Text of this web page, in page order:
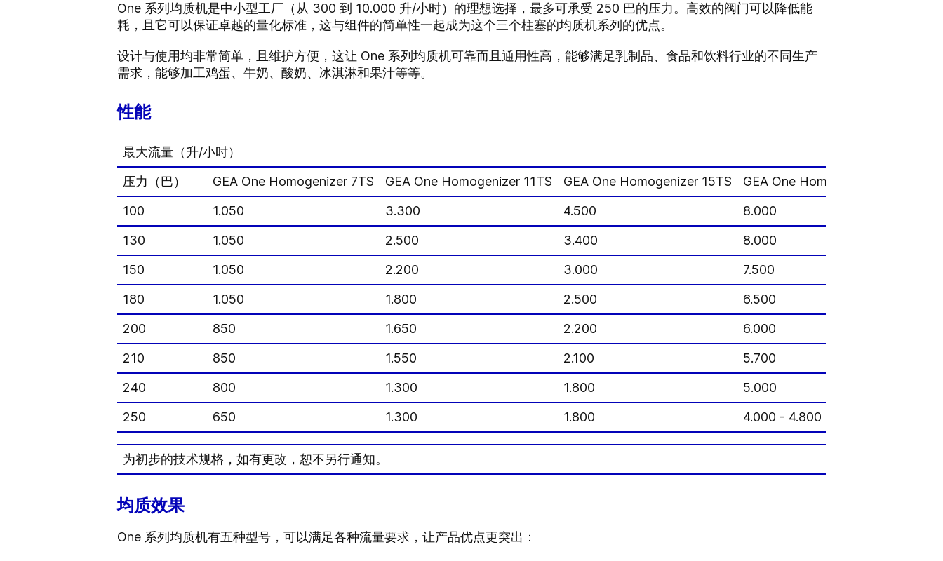
One 系列均质机是中小型工厂（从 300 到 10.000 升/小时）的理想选择，最多可承受 250 巴的压力。高效的阀门可以降低能
耗，且它可以保证卓越的量化标准，这与组件的简单性一起成为这个三个柱塞的均质机系列的优点。
设计与使用均非常简单，且维护方便，这让 One 系列均质机可靠而且通用性高，能够满足乳制品、食品和饮料行业的不同生产
需求，能够加工鸡蛋、牛奶、酸奶、冰淇淋和果汁等等。
性能
最大流量（升/小时）
压力（巴）
GEA One Homogenizer 7TS GEA One Homogenizer 11TS GEA One Homogenizer 15TS GEA One Homogenizer 37TF
100
1.050 3.300 4.500 8.000
130
1.050 2.500 3.400 8.000
150
1.050 2.200 3.000 7.500
180
1.050 1.800 2.500 6.500
200
850 1.650 2.200 6.000
210
850 1.550 2.100 5.700
240
800 1.300 1.800 5.000
250
650 1.300 1.800 4.000 - 4.800
为初步的技术规格，如有更改，恕不另行通知。
均质效果
One 系列均质机有五种型号，可以满足各种流量要求，让产品优点更突出：